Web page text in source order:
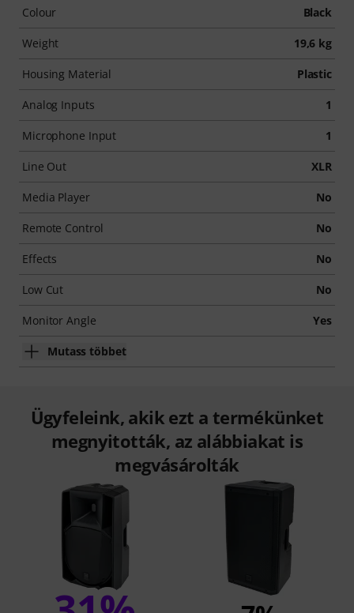
Colour Black
Weight 19,6 kg
Housing Material Plastic
Analog Inputs 1
Microphone Input 1
Line Out XLR
Media Player No
Remote Control No
Effects No
Low Cut No
Monitor Angle Yes
Mutass többet
Ügyfeleink, akik ezt a termékünket
megnyitották, az alábbiakat is
megvásárolták